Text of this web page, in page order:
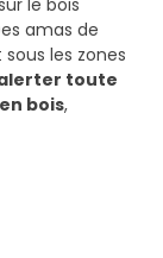
le bois
amas de
les zones
toute
bois,